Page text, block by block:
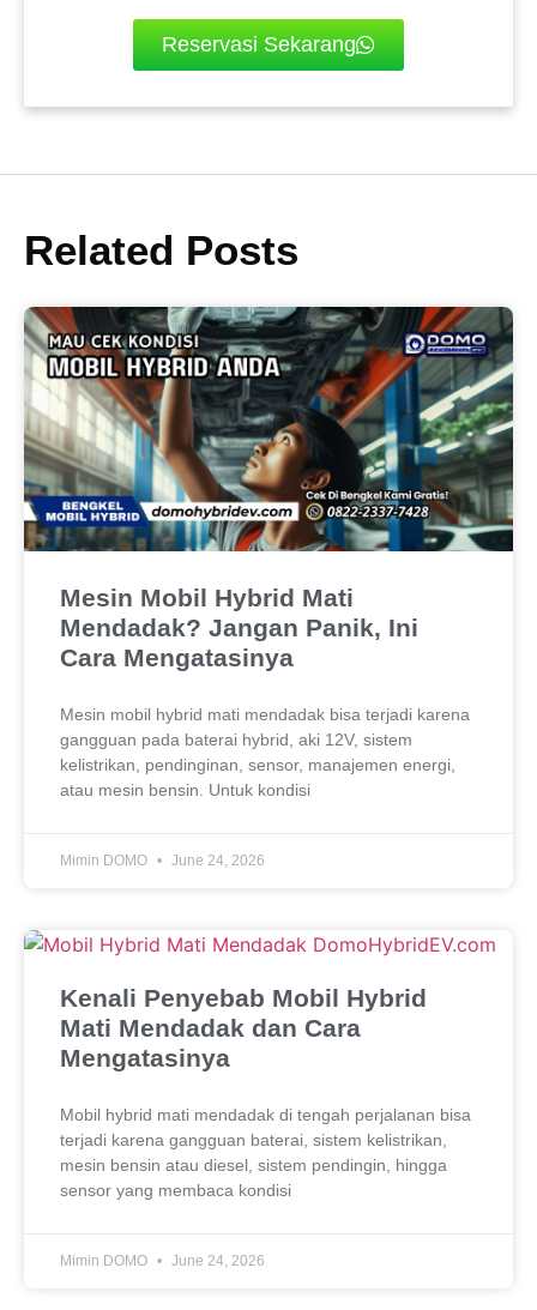
Reservasi Sekarang
Related Posts
Mesin Mobil Hybrid Mati
Mendadak? Jangan Panik, Ini
Cara Mengatasinya
Mesin mobil hybrid mati mendadak bisa terjadi karena
gangguan pada baterai hybrid, aki 12V, sistem
kelistrikan, pendinginan, sensor, manajemen energi,
atau mesin bensin. Untuk kondisi
Mimin DOMO June 24, 2026
Kenali Penyebab Mobil Hybrid
Mati Mendadak dan Cara
Mengatasinya
Mobil hybrid mati mendadak di tengah perjalanan bisa
terjadi karena gangguan baterai, sistem kelistrikan,
mesin bensin atau diesel, sistem pendingin, hingga
sensor yang membaca kondisi
Mimin DOMO June 24, 2026